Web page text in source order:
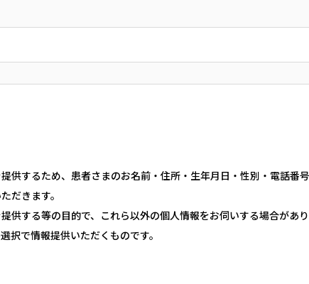
供するため、患者さまのお名前・住所・生年月日・性別・電話番
だきます。
供する等の目的で、これら以外の個人情報をお伺いする場合があ
択で情報提供いただくものです。